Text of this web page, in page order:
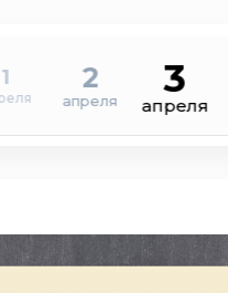
1 2
апреля 3
апреля